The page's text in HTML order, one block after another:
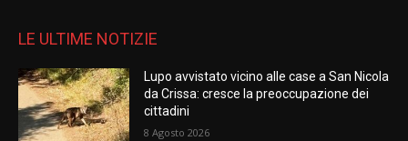
LE ULTIME NOTIZIE
Lupo avvistato vicino alle case a San Nicola
da Crissa: cresce la preoccupazione dei
cittadini
8 Agosto 2026